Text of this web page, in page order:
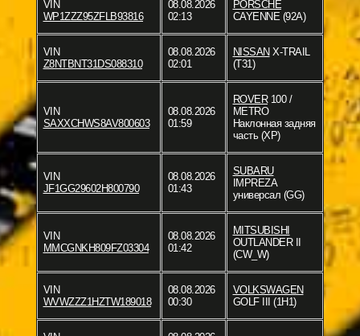
VIN
WP1ZZZ95ZFLB93816
08.08.2026
02:13
PORSCHE
CAYENNE (92A)
VIN
Z8NTBNT31DS088310
08.08.2026
02:01
NISSAN X-TRAIL
(T31)
VIN
SAXXCHWS8AV800603
08.08.2026
01:59
ROVER100 /
METRO
Наклонная задняя
часть (XP)
VIN
JF1GG29602H800790
08.08.2026
01:43
SUBARU
IMPREZA
универсал (GG)
VIN
MMCGNKH809FZ03304
08.08.2026
01:42
MITSUBISHI
OUTLANDER II
(CW_W)
VIN
WVWZZZ1HZTW189018
08.08.2026
00:30
VOLKSWAGEN
GOLF III (1H1)